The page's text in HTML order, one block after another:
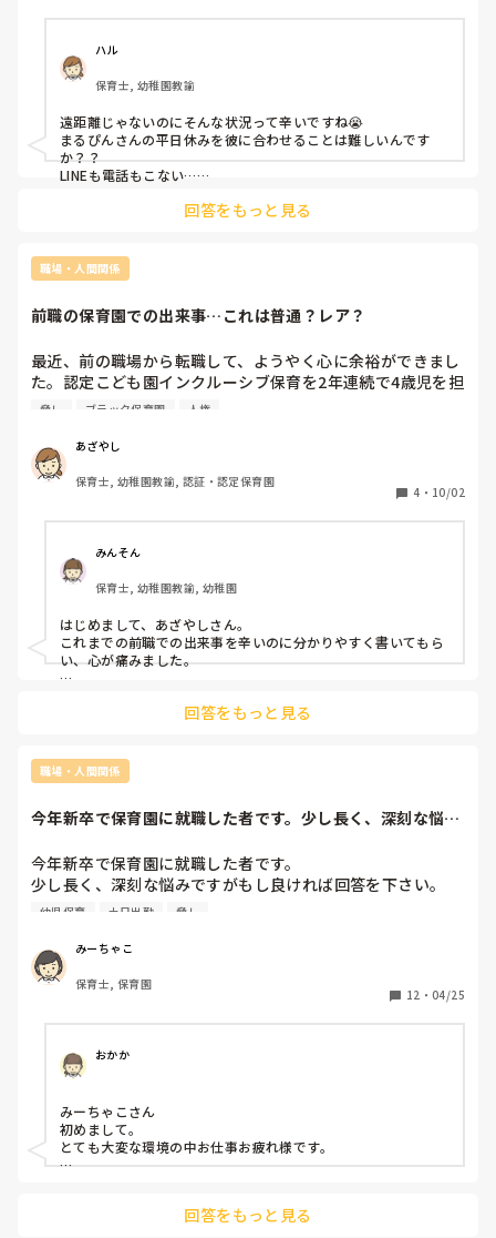
彼氏、旦那さんと休みが合わない方はどうコミュニケーショ
ンを取っていますか？
ちなみに彼はブラック企業に勤めているので朝から深夜まで
仕事しており、LINEも電話もほとんどできません。
仕事のつらさと連絡の取れないつらさとで毎日泣いています
😭
ハル
保育士, 幼稚園教諭
遠距離じゃないのにそんな状況って辛いですね😭
まるぴんさんの平日休みを彼に合わせることは難しいんです
か？？
LINEも電話もこない…
回答をもっと見る
職場・人間関係
前職の保育園での出来事…これは普通？レア？
最近、前の職場から転職して、ようやく心に余裕ができまし
た。認定こども園インクルーシブ保育を2年連続で4歳児を担
当していたものです。
のか知りたくて書きます。
前職の保育園でこんなことがありました👇
所に呼び出し叱責し「見せしめ」のような指導
	•	自分の思い通りにならないと、期日にだいぶ余裕が
あっても私の仕事を奪い、わざわざ他の先生にお願いして完
成品を目の前で見せ「助かるわー！」と言う一方で、保育中
には作業や遊びの権限を奪い、子どもに触れさせない／関わ
れない状況を作る
	•	毎日私の悪口を言い、それも事実を盛った内容で周
囲に誤解を与えて味方をつける（ミスがないようダブルチェ
容ではなく怒鳴った側の意見を周囲に伝えられる）
いるのに、私には投げ捨てるような言葉を吐く（周囲には愛
想を振りまきつつ、小声で「お前はそっちやっとけよ」とい
・	入社前オリエンテーションでは、	外見についても言
せるためにお腹にサランラップを巻きなさい」といった発
言）
・子どもに対して「恥ずかしくないの？」「耳ついてない
の？」と否定的・威圧的に個人を責めたり、羞恥心を刺激す
る発言で不安や恐怖を与える
ような場面が複数回あった。
・当然のように腕を引っ張る行為、感情をぶつけるような関
報が来たとて改善無し)
etc.....他にもあげようと思えば沢山あります。
ふたり担任だったため、逃げることができず、毎日のように
怒鳴られ続け、うつ病を発症して退職しました。
脅し ブラック保育園 人権
あざやし
保育士, 幼稚園教諭, 認証・認定保育園
4 ・ 10/02
みんそん
保育士, 幼稚園教諭, 幼稚園
はじめまして、あざやしさん。
これまでの前職での出来事を辛いのに分かりやすく書いてもら
い、心が痛みました。
アケースではないかと私は感じました。
まずは辞められて良かったです。辛い経験からいまは少しずつ
すが、またスタートできたのですね(^^)
その方の特徴は誰も知らなかったのですかね？
もし、誰もその状況を知らないのであればされたことを、私な
ら毎日メモして書き留めるたり、一字一句言ったことを頑張っ
てメモして(時間まで笑)文句を言われたらこう言ってましたと
この人は毎回メモするんだなっていうイメージを植え付けます
かね…
ただこういう人ばかりいる保育業界ではなく、良い先生もたく
回答をもっと見る
職場・人間関係
今年新卒で保育園に就職した者です。少し長く、深刻な悩み
今年新卒で保育園に就職した者です。
少し長く、深刻な悩みですがもし良ければ回答を下さい。
て楽しかったためそのまま就職しました。今は4歳児担任で
す。
正社員になって、環境が大きく変わりました。まず、新卒関
園にいます。(基本8:15〜16:15です)
しかし4月の給料明細を確認したところ残業手当は全く出て
おらず、毎日3時間以上サービス残業をしています。
冷たくされ、コミュニケーションが足りていないと毎日言わ
れる日々です。何か私が上手く出来ても褒めることは全くあ
りません。更にこれは新人の仕事、と面倒なことは全て任さ
りということも少なくありません。
幼児保育 土日出勤 脅し
みーちゃこ
保育士, 保育園
12 ・ 04/25
おかか
みーちゃこさん
初めまして。
とても大変な環境の中お仕事お疲れ様です。
それは、働きすぎだったりオンオフがないと余裕も生まれない
回答をもっと見る